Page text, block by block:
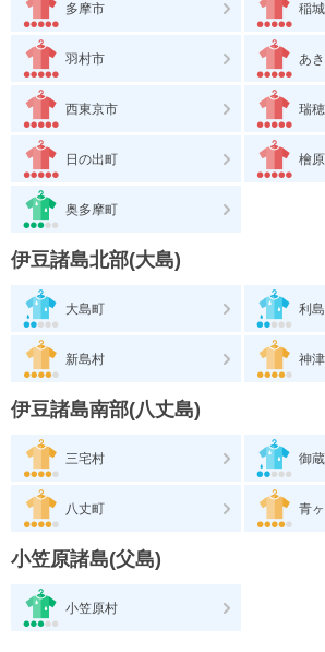
多摩市 稲
羽村市 あ
西東京市 瑞
日の出町 檜
奥多摩町
伊豆諸島北部(大島)
大島町 利
新島村 神
伊豆諸島南部(八丈島)
三宅村 御
八丈町 青
小笠原諸島(父島)
小笠原村